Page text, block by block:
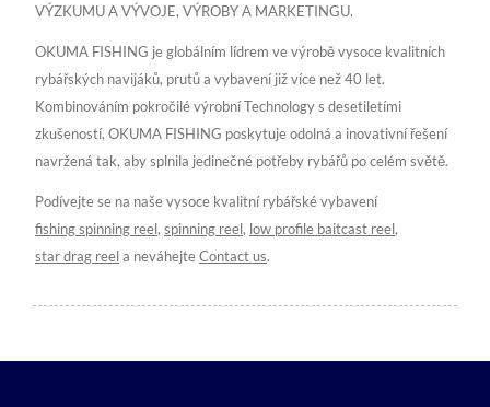
VÝZKUMU A VÝVOJE, VÝROBY A MARKETINGU.
OKUMA FISHING je globálním lídrem ve výrobě vysoce kvalitních
rybářských navijáků, prutů a vybavení již více než 40 let.
Kombinováním pokročilé výrobní Technology s desetiletími
zkušeností, OKUMA FISHING poskytuje odolná a inovativní řešení
navržená tak, aby splnila jedinečné potřeby rybářů po celém světě.
Podívejte se na naše vysoce kvalitní rybářské vybavení
fishing spinning reel, spinning reel, low profile baitcast reel,
star drag reela neváhejteContact us.